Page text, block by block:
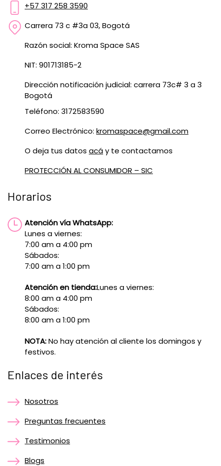
+57 317 258 3590
Carrera 73 c #3a 03, Bogotá
Razón social: Kroma Space SAS
NIT: 901713185-2
Dirección notificación judicial: carrera 73c# 3 a 3
Bogotá
Teléfono: 3172583590
Correo Electrónico: kromaspace@gmail.com
O deja tus datos acáy te contactamos
PROTECCIÓN AL CONSUMIDOR – SIC
Horarios
Atención vía WhatsApp:
Lunes a viernes:
7:00 am a 4:00 pm
Sábados:
7:00 am a 1:00 pm
Atención en tienda:Lunes a viernes:
8:00 am a 4:00 pm
Sábados:
8:00 am a 1:00 pm
NOTA:No hay atención al cliente los domingos y
festivos.
Enlaces de interés
Nosotros
Preguntas frecuentes
Testimonios
Blogs